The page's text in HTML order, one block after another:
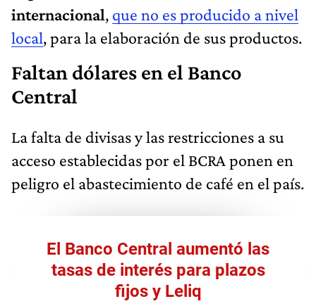
internacional, que no es producido a nivel
local, para la elaboración de sus productos.
Faltan dólares en el Banco
Central
La falta de divisas y las restricciones a su
acceso establecidas por el BCRA ponen en
peligro el abastecimiento de café en el país.
El Banco Central aumentó las
tasas de interés para plazos
fijos y Leliq